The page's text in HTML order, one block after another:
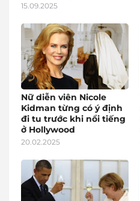
15.09.2025
Nữ diễn viên Nicole
Kidman từng có ý định
đi tu trước khi nổi tiếng
ở Hollywood
20.02.2025